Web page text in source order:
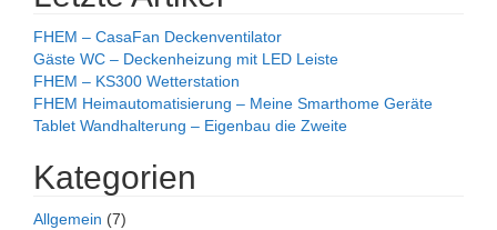
FHEM – CasaFan Deckenventilator
Gäste WC – Deckenheizung mit LED Leiste
FHEM – KS300 Wetterstation
FHEM Heimautomatisierung – Meine Smarthome Geräte
Tablet Wandhalterung – Eigenbau die Zweite
Kategorien
Allgemein (7)